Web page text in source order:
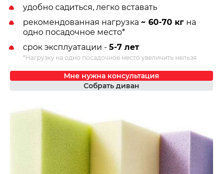
удобно садиться, легко вставать
рекомендованная нагрузка ~ 60-70 кг на
одно посадочное место*
срок эксплуатации - 5-7 лет
*Нагрузку на одно посадочное место увеличить нельзя
Мне нужна консультация
Собрать диван